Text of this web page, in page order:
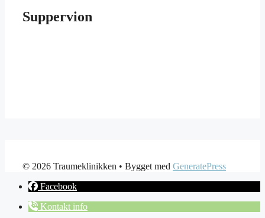
Suppervion
© 2026 Traumeklinikken • Bygget med GeneratePress
Facebook
Kontakt info